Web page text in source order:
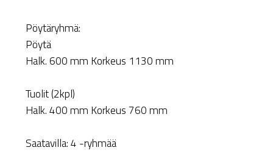
Pöytäryhmä:
Pöytä
Halk. 600 mm Korkeus 1130 mm
Tuolit (2kpl)
Halk. 400 mm Korkeus 760 mm
Saatavilla: 4 -ryhmää